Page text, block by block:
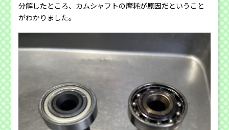
分解したところ、カムシャフトの摩耗が原因だということ
がわかりました。